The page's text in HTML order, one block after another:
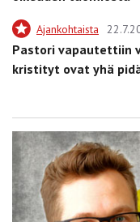
Ajankohtaista
Pastori vapautettiin
kristityt ovat yhä